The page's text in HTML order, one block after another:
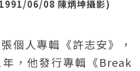
06/08 陳炳坤攝影)
個人專輯《許志安》，
，他發行專輯《Break